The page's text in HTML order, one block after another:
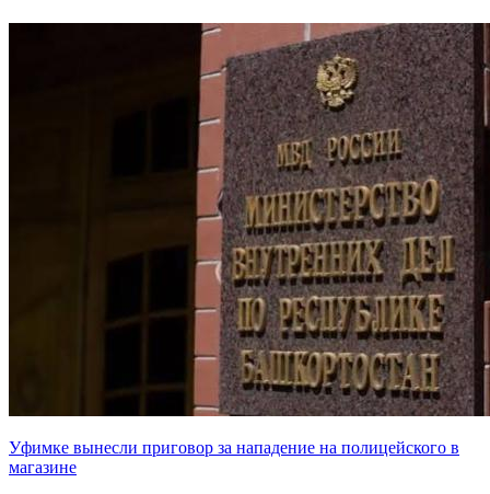
Уфимке вынесли приговор за нападение на полицейского в
магазине